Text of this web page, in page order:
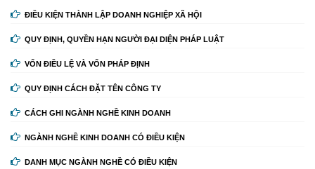
ĐIỀU KIỆN THÀNH LẬP DOANH NGHIỆP XÃ HỘI
QUY ĐỊNH, QUYỀN HẠN NGƯỜI ĐẠI DIỆN PHÁP LUẬT
VỐN ĐIỀU LỆ VÀ VỐN PHÁP ĐỊNH
QUY ĐỊNH CÁCH ĐẶT TÊN CÔNG TY
CÁCH GHI NGÀNH NGHỀ KINH DOANH
NGÀNH NGHỀ KINH DOANH CÓ ĐIỀU KIỆN
DANH MỤC NGÀNH NGHỀ CÓ ĐIỀU KIỆN